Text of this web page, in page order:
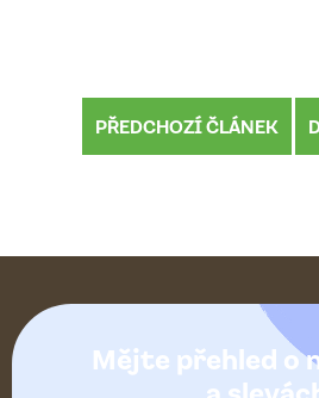
PŘEDCHOZÍ ČLÁNEK
á
Mějte přehled o